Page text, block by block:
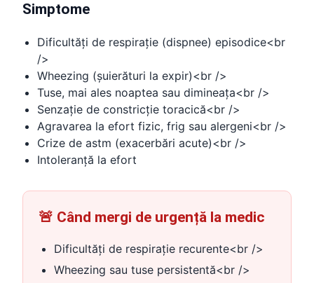
Simptome
Dificultăți de respirație (dispnee) episodice<br
/>
Wheezing (șuierături la expir)<br />
Tuse, mai ales noaptea sau dimineața<br />
Senzație de constricție toracică<br />
Agravarea la efort fizic, frig sau alergeni<br />
Crize de astm (exacerbări acute)<br />
Intoleranță la efort
🚨 Când mergi de urgență la medic
Dificultăți de respirație recurente<br />
Wheezing sau tuse persistentă<br />